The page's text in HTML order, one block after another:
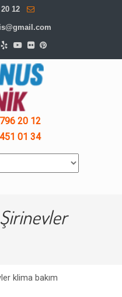
12
20 12
01 34
Şirinevler
klima bakım